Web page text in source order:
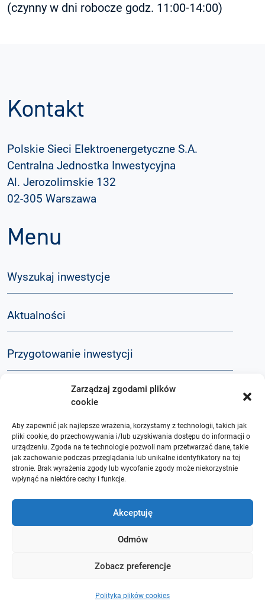
Zarządzaj zgodami plików
cookie
Aby zapewnić jak najlepsze wrażenia, korzystamy z technologii, takich jak
pliki cookie, do przechowywania i/lub uzyskiwania dostępu do informacji o
urządzeniu. Zgoda na te technologie pozwoli nam przetwarzać dane, takie
jak zachowanie podczas przeglądania lub unikalne identyfikatory na tej
stronie. Brak wyrażenia zgody lub wycofanie zgody może niekorzystnie
wpłynąć na niektóre cechy i funkcje.
Akceptuję
Odmów
Zobacz preferencje
Polityka plików cookies
(czynny w dni robocze godz. 11:00-14:00)
Kontakt
Polskie Sieci Elektroenergetyczne S.A.
Centralna Jednostka Inwestycyjna
Al. Jerozolimskie 132
02-305 Warszawa
Menu
Wyszukaj inwestycje
Aktualności
Przygotowanie inwestycji
Komunikacja społeczna
Baza wiedzy
Q&A